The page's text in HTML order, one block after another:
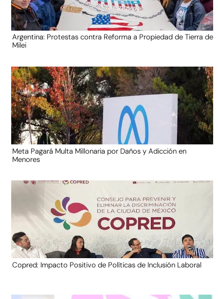
Argentina: Protestas contra Reforma a Propiedad de Tierra de
Milei
Meta Pagará Multa Millonaria por Daños y Adicción en
Menores
Copred: Impacto Positivo de Políticas de Inclusión Laboral